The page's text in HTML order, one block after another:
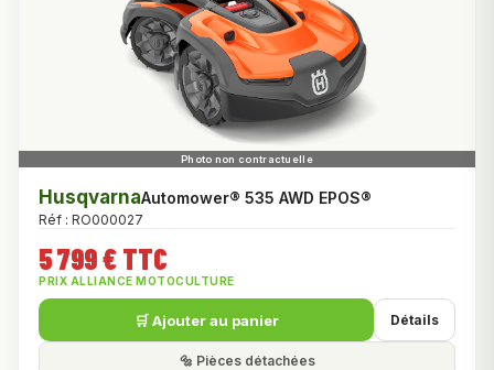
HusqvarnaAutomower® 535 AWD EPOS®
Réf : RO000027
5 799 € TTC
PRIX ALLIANCE MOTOCULTURE
🛒 Ajouter au panier Détails
🔩 Pièces détachées